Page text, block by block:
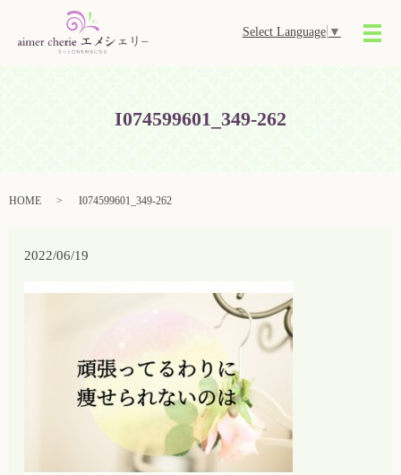
Select Language ▼
メ
I074599601_349-262
HOME I074599601_349-262
2022/06/19